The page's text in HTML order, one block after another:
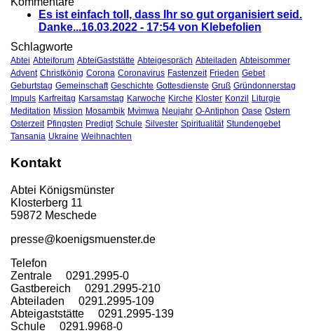
Es ist einfach toll, dass Ihr so gut organisiert seid.
Danke...16.03.2022 - 17:54 von Klebefolien
Schlagworte
Abtei Abteiforum AbteiGaststätte Abteigespräch Abteiladen Abteisommer
Advent Christkönig Corona Coronavirus Fastenzeit Frieden Gebet
Geburtstag Gemeinschaft Geschichte Gottesdienste Gruß Gründonnerstag
Impuls Karfreitag Karsamstag Karwoche Kirche Kloster Konzil
Liturgie
Meditation Mission Mosambik Mvimwa Neujahr O-Antiphon Oase Ostern
Osterzeit Pfingsten Predigt Schule Silvester Spiritualität Stundengebet
Tansania Ukraine Weihnachten
Kontakt
Abtei Königsmünster
Klosterberg 11
59872 Meschede
presse@koenigsmuenster.de
Telefon
Zentrale 0291.2995-0
Gastbereich 0291.2995-210
Abteiladen 0291.2995-109
Abteigaststätte 0291.2995-139
Schule 0291.9968-0